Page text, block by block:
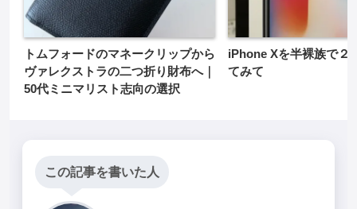
トムフォードのマネークリップから
ヴァレクストラの二つ折り財布へ｜
50代ミニマリスト志向の選択
iPhone Xを半裸族で２
てみて
この記事を書いた人